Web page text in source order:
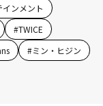
ンメント
#TWICE
#ミン・ヒジン